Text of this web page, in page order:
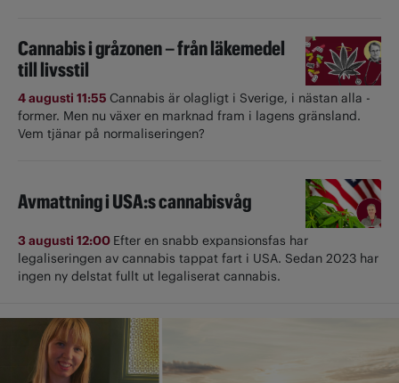
Cannabis i gråzonen – från läkemedel
till livsstil
4 augusti 11:55 Cannabis är olagligt i ­Sverige, i nästan alla ­
former. Men nu växer en marknad fram i lagens gränsland.
Vem tjänar på normaliseringen?
Avmattning i USA:s cannabisvåg
3 augusti 12:00 Efter en snabb expansionsfas har
legaliseringen av cannabis tappat fart i USA. Sedan 2023 har
ingen ny delstat fullt ut ­legaliserat cannabis.